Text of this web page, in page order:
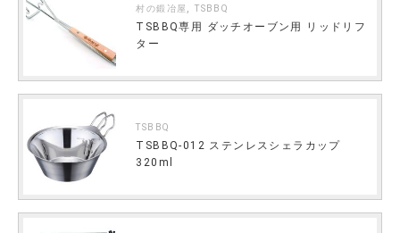
村の鍛冶屋 ,TSBBQ
TSBBQ専用 ダッチオーブン用 リッドリフ
ター
TSBBQ
TSBBQ-012 ステンレスシェラカップ
320ml